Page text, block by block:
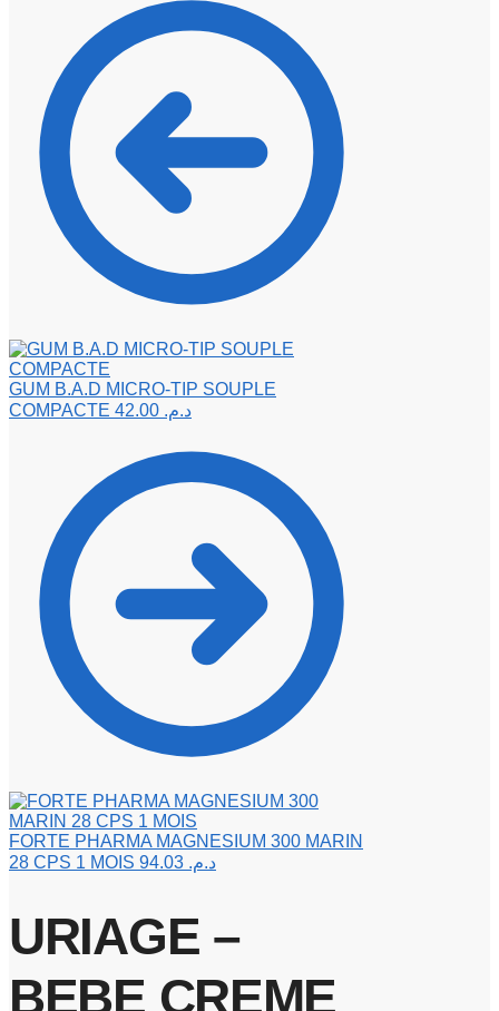
GUM B.A.D MICRO-TIP SOUPLE
COMPACTE
د.م.
FORTE PHARMA MAGNESIUM 300 MARIN
28 CPS 1 MOIS
د.م.
URIAGE –
BEBE CREME